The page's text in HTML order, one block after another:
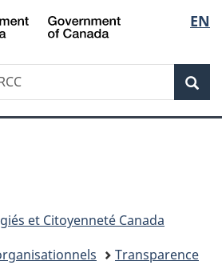
Passer
au
Passer
à
du
Passer
à
simplifiée
de
la
EN
et Citoyenneté Canada
Transparence